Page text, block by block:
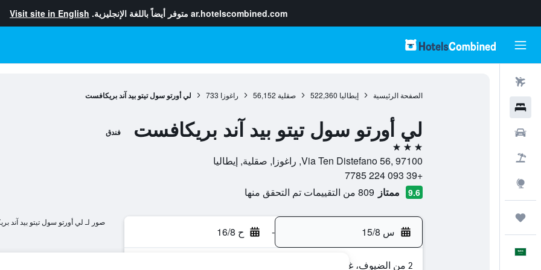
ar.hotelscombined.com متوفر أيضاً باللغة الإنجليزية. Visit site in English
الصفحة الرئيسية إيطاليا 522,360 صقلية 56,152 راغوزا 733 لي أورتو سول تيتو بيد آند بريكافست
لي أورتو سول تيتو بيد آند بريكافست فندق
3 نجوم
Via Ten Distefano 56, 97100, راغوزا, صقلية, إيطاليا
+39 093 224 7785
9.6 ممتاز 809 من التقييمات تم التحقق منها
س 15/8 - ح 16/8
2 من الضيوف، غرفة واحدة
صور لـ لي أورتو سول تيتو بيد آند